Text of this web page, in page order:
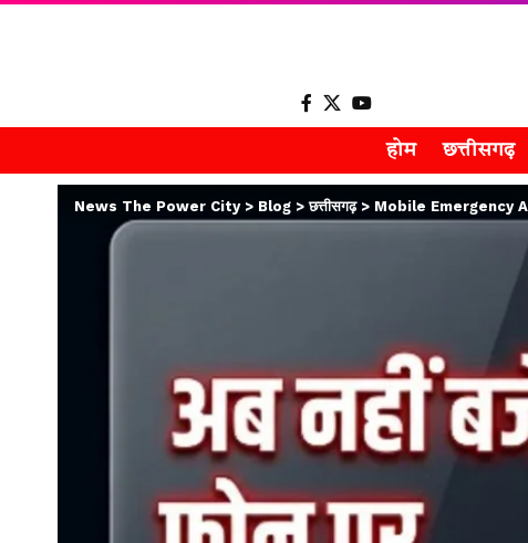
होम छत्तीसगढ़
News The Power City> Blog >छत्तीसगढ़> Mobile Emergency